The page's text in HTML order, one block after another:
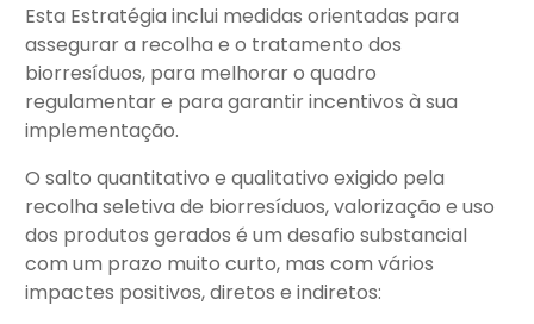
Esta Estratégia inclui medidas orientadas para
assegurar a recolha e o tratamento dos
biorresíduos, para melhorar o quadro
regulamentar e para garantir incentivos à sua
implementação.
O salto quantitativo e qualitativo exigido pela
recolha seletiva de biorresíduos, valorização e uso
dos produtos gerados é um desafio substancial
com um prazo muito curto, mas com vários
impactes positivos, diretos e indiretos: